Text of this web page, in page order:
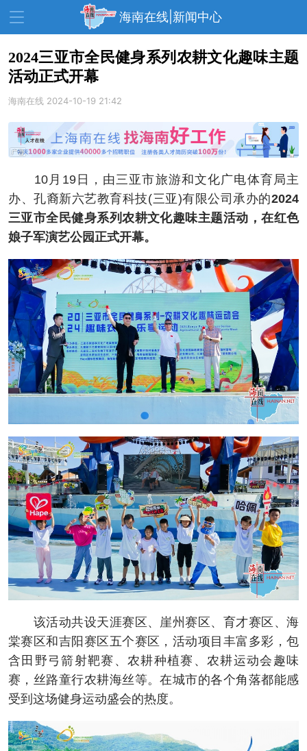
海南在线|新闻中心
资讯中心 热点
教育 健康 房产
生活 演出 活动
展会 走读海南 周末去哪儿
2024三亚市全民健身系列农耕文化趣味主题
活动正式开幕
海南在线 2024-10-19 21:42
10月19日，由三亚市旅游和文化广电体育局主
办、孔裔新六艺教育科技(三亚)有限公司承办的2024
三亚市全民健身系列农耕文化趣味主题活动，在红色
娘子军演艺公园正式开幕。
该活动共设天涯赛区、崖州赛区、育才赛区、海
棠赛区和吉阳赛区五个赛区，活动项目丰富多彩，包
含田野弓箭射靶赛、农耕种植赛、农耕运动会趣味
赛，丝路童行农耕海丝等。在城市的各个角落都能感
受到这场健身运动盛会的热度。